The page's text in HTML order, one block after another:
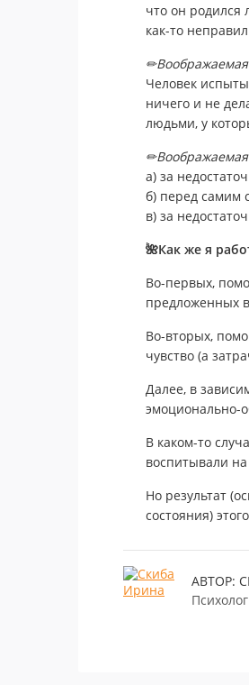
что он родился
как-то
Человек
ничего и не
людьми, у
а) за
б) перед самим
в) за
🌺Как же я
Во-первых,
предложенных
Во-вторых,
чувство (а
Далее, в
эмоционально-
В каком-то
воспитывали
Но результат
состояния)
АВТОР: